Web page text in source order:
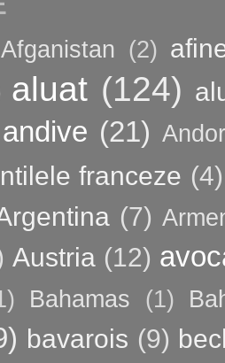
Afganistan (2)
aluat (124)
andive (21)
franceze (4)
(7)
Austria (12)
Bahamas (1)
bavarois (9)